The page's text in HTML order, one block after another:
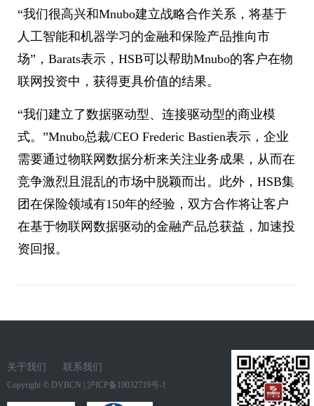
“我们很高兴和Mnubo建立战略合作关系，将基于
人工智能和机器学习的金融和保险产品推向市
场”，Barats表示，HSB可以帮助Mnubo的客户在物
联网投资中，获得更具价值的结果。
“我们建立了数据驱动型、连接驱动型的商业模
式。”Mnubo总裁/CEO Frederic Bastien表示，企业
需要通过物联网数据分析来关注业务成果，从而在
竞争激烈且混乱的市场中脱颖而出。此外，HSB集
团在保险领域有150年的经验，双方合作将让客户
在基于物联网数据驱动的金融产品总获益，加速投
资回报。
关于我们 联系我们
Copyright © DVBCN 沪ICP备19032719号-1